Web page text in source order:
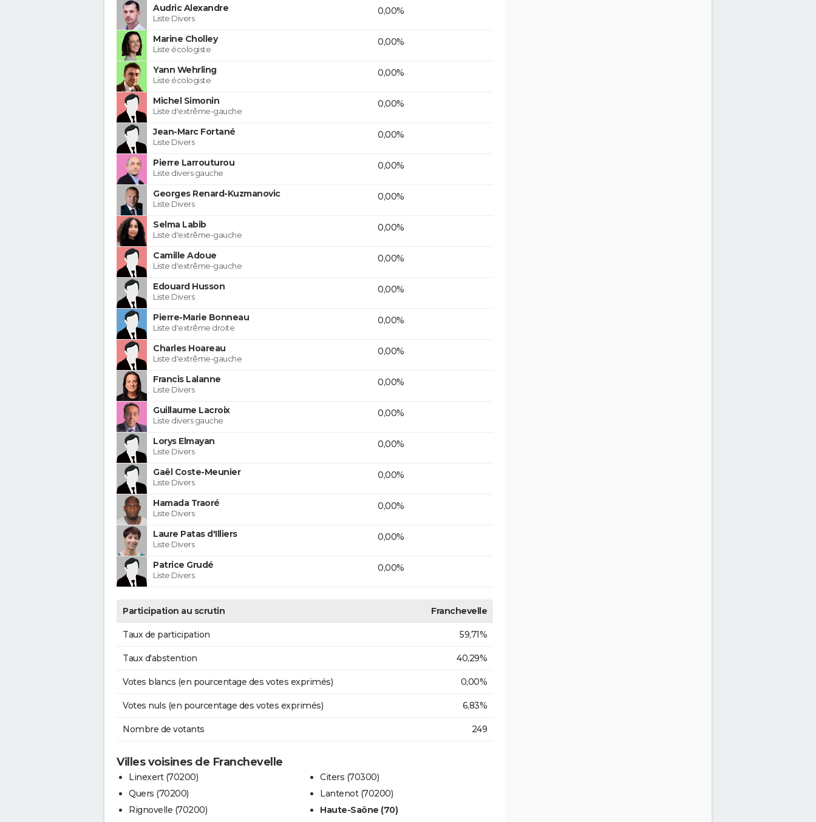
Audric Alexandre
Liste Divers
0,00%
Marine Cholley
Liste écologiste
0,00%
Yann Wehrling
Liste écologiste
0,00%
Michel Simonin
Liste d'extrême-gauche
0,00%
Jean-Marc Fortané
Liste Divers
0,00%
Pierre Larrouturou
Liste divers gauche
0,00%
Georges Renard-Kuzmanovic
Liste Divers
0,00%
Selma Labib
Liste d'extrême-gauche
0,00%
Camille Adoue
Liste d'extrême-gauche
0,00%
Edouard Husson
Liste Divers
0,00%
Pierre-Marie Bonneau
Liste d'extrême droite
0,00%
Charles Hoareau
Liste d'extrême-gauche
0,00%
Francis Lalanne
Liste Divers
0,00%
Guillaume Lacroix
Liste divers gauche
0,00%
Lorys Elmayan
Liste Divers
0,00%
Gaël Coste-Meunier
Liste Divers
0,00%
Hamada Traoré
Liste Divers
0,00%
Laure Patas d'Illiers
Liste Divers
0,00%
Patrice Grudé
Liste Divers
0,00%
Participation au scrutin Franchevelle
Taux de participation 59,71%
Taux d'abstention 40,29%
Votes blancs (en pourcentage des votes exprimés) 0,00%
Votes nuls (en pourcentage des votes exprimés) 6,83%
Nombre de votants 249
Villes voisines de Franchevelle
Linexert (70200)
Quers (70200)
Rignovelle (70200)
Citers (70300)
Lantenot (70200)
Haute-Saône (70)